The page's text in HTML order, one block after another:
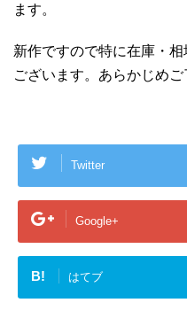
ます。
新作ですので特に在庫・
ございます。あらかじめご
Twitter
Google+
B! はてブ